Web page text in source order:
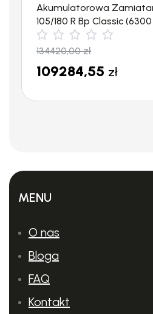
system gwintów.
Wysoka niezależność
Akumulatorowa
105/180 R Bp Classic
134420,00zł
109284,55 zł
MENU
O nas
Bloga
FAQ
Kontakt